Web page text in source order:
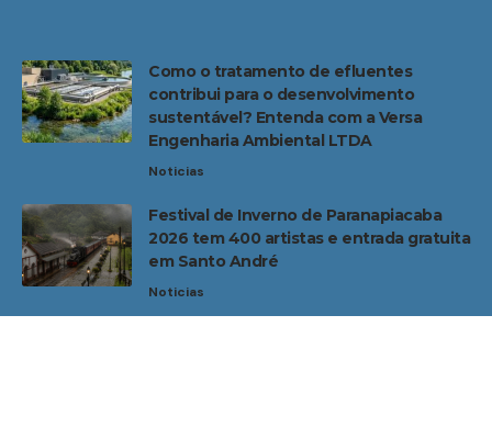
Como o tratamento de efluentes
contribui para o desenvolvimento
sustentável? Entenda com a Versa
Engenharia Ambiental LTDA
Noticias
Festival de Inverno de Paranapiacaba
2026 tem 400 artistas e entrada gratuita
em Santo André
Noticias